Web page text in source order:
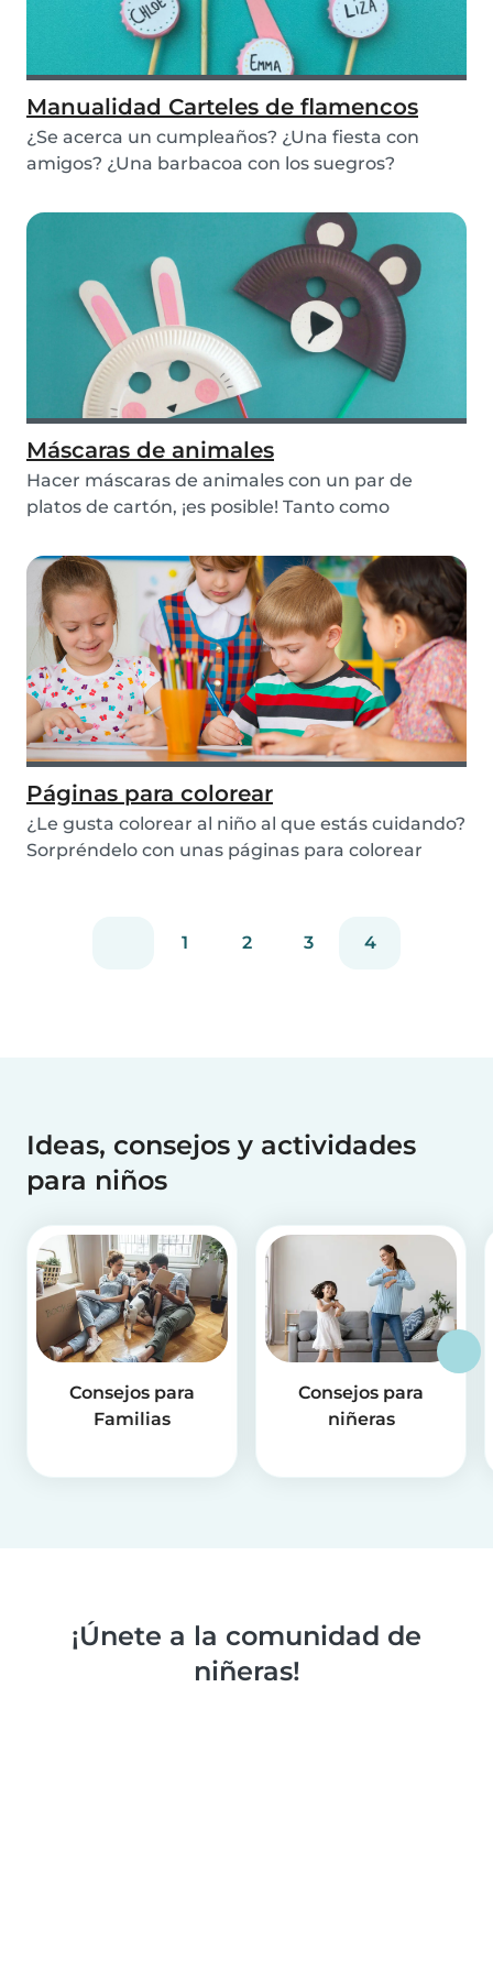
Manualidad Carteles de flamencos
¿Se acerca un cumpleaños? ¿Una fiesta con
amigos? ¿Una barbacoa con los suegros?
Máscaras de animales
Hacer máscaras de animales con un par de
platos de cartón, ¡es posible! Tanto como
Páginas para colorear
¿Le gusta colorear al niño al que estás cuidando?
Sorpréndelo con unas páginas para colorear
1 2 3 4
Ideas, consejos y actividades
para niños
Consejos para
Familias
Consejos para
niñeras
¡Únete a la comunidad de
niñeras!